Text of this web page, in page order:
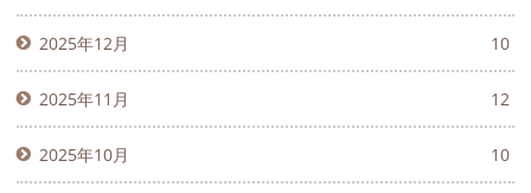
2025年12月 10
2025年11月 12
2025年10月 10